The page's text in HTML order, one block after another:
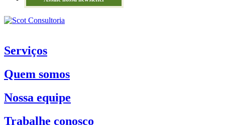
Serviços
Quem somos
Nossa equipe
Trabalhe conosco